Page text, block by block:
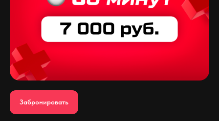
Забронировать